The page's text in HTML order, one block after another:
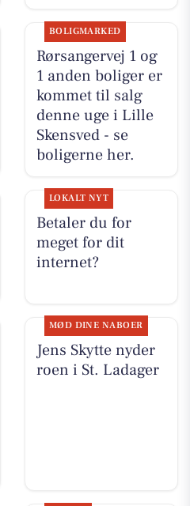
BOLIGMARKED
Rørsangervej 1 og
1 anden boliger er
kommet til salg
denne uge i Lille
Skensved - se
boligerne her.
LOKALT NYT
Betaler du for
meget for dit
internet?
MØD DINE NABOER
Jens Skytte nyder
roen i St. Ladager